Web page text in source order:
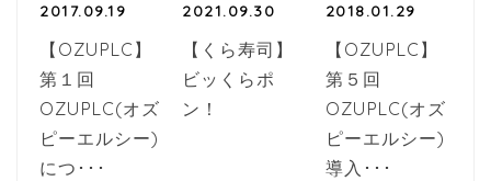
2017.09.19
【OZUPLC】
第１回
OZUPLC(オズ
ピーエルシー)
につ･･･
2021.09.30
【くら寿司】
ビッくらポ
ン！
2018.01.29
【OZUPLC】
第５回
OZUPLC(オズ
ピーエルシー)
導入･･･